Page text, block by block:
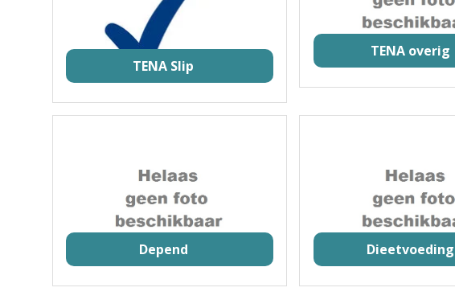
TENA Slip
TENA overig
Depend Dieetvoeding